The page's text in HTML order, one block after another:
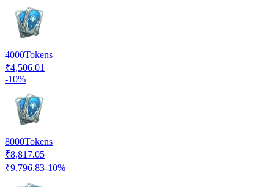
4000Tokens
₹4,506.01
-10%
8000Tokens
₹8,817.05
₹9,796.83-10%